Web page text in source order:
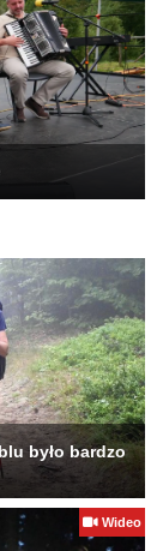
było bardzo
Wideo